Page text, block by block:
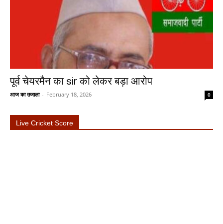
पूर्व चेयरमैन का sir को लेकर बड़ा आरोप
आज का उजाला - February 18, 2026 0
Live Cricket Score